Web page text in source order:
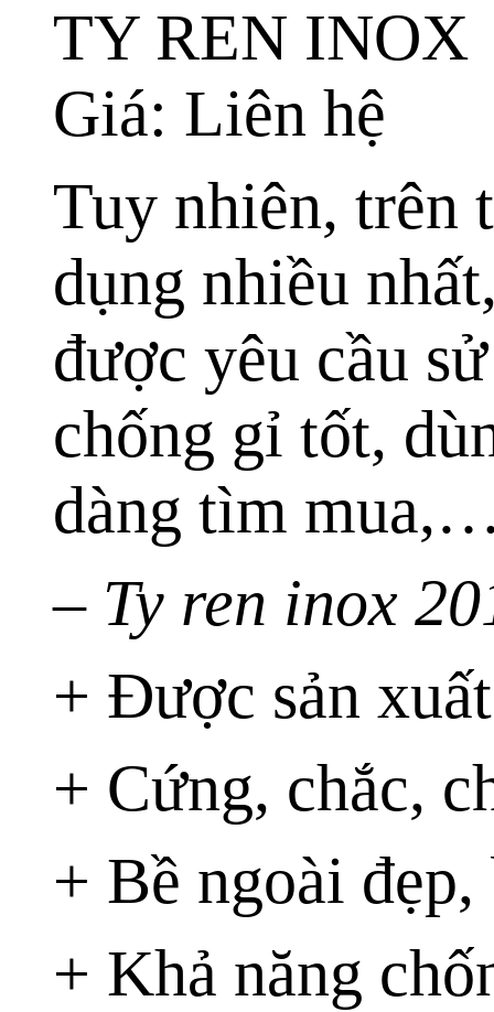
TY REN INOX
Giá: Liên hệ
Tuy nhiên, trên
dụng nhiều
được yêu cầu
chống gỉ tốt,
dàng tìm
– Ty ren inox
+ Được sản
+ Cứng, chắc,
+ Bề ngoài
+ Khả năng